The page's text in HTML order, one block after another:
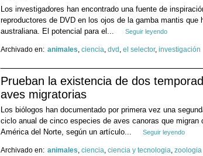
Los investigadores han encontrado una fuente de
reproductores de DVD en los ojos de la gamba mantis que
australiana. El potencial para el...
Seguir leyendo
Archivado en: animales, ciencia, dvd , el selector, investigación
Prueban la existencia de dos
aves migratorias
Los biólogos han documentado por primera vez una
ciclo anual de cinco especies de aves canoras que migran
América del Norte, según un artículo...
Seguir leyendo
Archivado en: animales, ciencia, ciencia y tecnologia, zoologia